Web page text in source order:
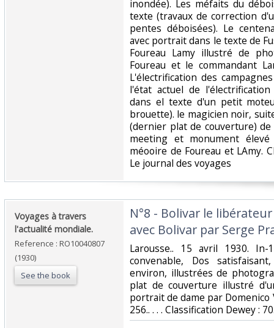
inondée). Les méfaits du
texte (travaux de correction
pentes déboisées). Le
avec portrait dans le texte de
Foureau Lamy illustré de
Foureau et le commandant
L'électrification des
l'état actuel de
dans el texte d'un petit
brouette). le magicien noir,
(dernier plat de couverture)
meeting et monument
méooire de Foureau et LAmy.
Le journal des voyages‎
‎Voyages à travers
l'actualité mondiale.‎
Reference : RO10040807
(1930)
See the book
‎N°8 - Bolivar le
avec Bolivar par Serge
‎Larousse.. 15 avril 1930. In-
convenable, Dos
environ, illustrées de
plat de couverture illustré
portrait de dame par Domenico
256.. . . . Classification Dewey :